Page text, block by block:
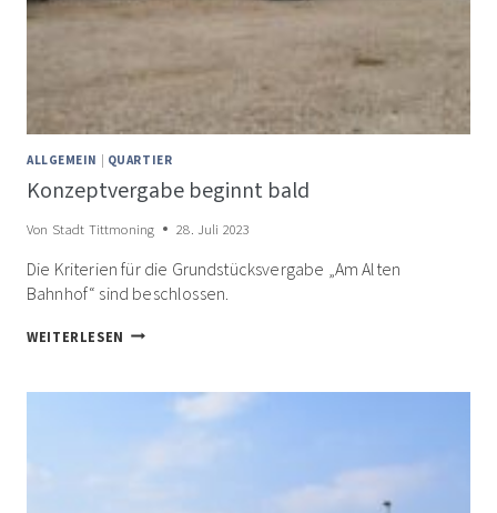
ALLGEMEIN | QUARTIER
Konzeptvergabe beginnt bald
Von Stadt Tittmoning 28. Juli 2023
Die Kriterien für die Grundstücksvergabe „Am Alten
Bahnhof“ sind beschlossen.
WEITERLESEN KONZEPTVERGABE